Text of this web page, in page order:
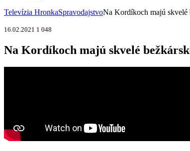
Televízia HronkaSpravodajstvoNa Kordíkoch majú skvelé
16.02.2021 1 048
Na Kordíkoch majú skvelé